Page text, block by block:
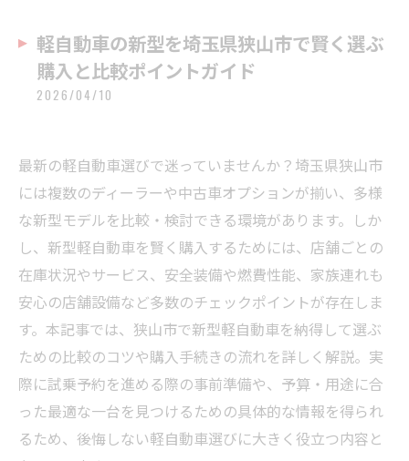
軽自動車の新型を埼玉県狭山市で賢く選ぶ
購入と比較ポイントガイド
2026/04/10
最新の軽自動車選びで迷っていませんか？埼玉県狭山市
には複数のディーラーや中古車オプションが揃い、多様
な新型モデルを比較・検討できる環境があります。しか
し、新型軽自動車を賢く購入するためには、店舗ごとの
在庫状況やサービス、安全装備や燃費性能、家族連れも
安心の店舗設備など多数のチェックポイントが存在しま
す。本記事では、狭山市で新型軽自動車を納得して選ぶ
ための比較のコツや購入手続きの流れを詳しく解説。実
際に試乗予約を進める際の事前準備や、予算・用途に合
った最適な一台を見つけるための具体的な情報を得られ
るため、後悔しない軽自動車選びに大きく役立つ内容と